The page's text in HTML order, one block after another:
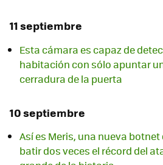
11 septiembre
Esta cámara es capaz de
habitación con sólo apuntar
cerradura de la puerta
10 septiembre
Así es Meris, una nueva
batir dos veces el récord del